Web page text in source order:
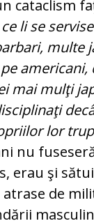
cataclism
li se
multe
mai mulţi
lor
nu
erau şi
de